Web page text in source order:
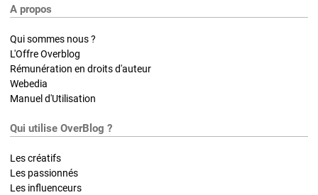
A propos
Qui sommes nous ?
L'Offre Overblog
Rémunération en droits d'auteur
Webedia
Manuel d'Utilisation
Qui utilise OverBlog ?
Les créatifs
Les passionnés
Les influenceurs